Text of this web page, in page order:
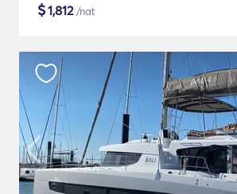
$1,812/nat